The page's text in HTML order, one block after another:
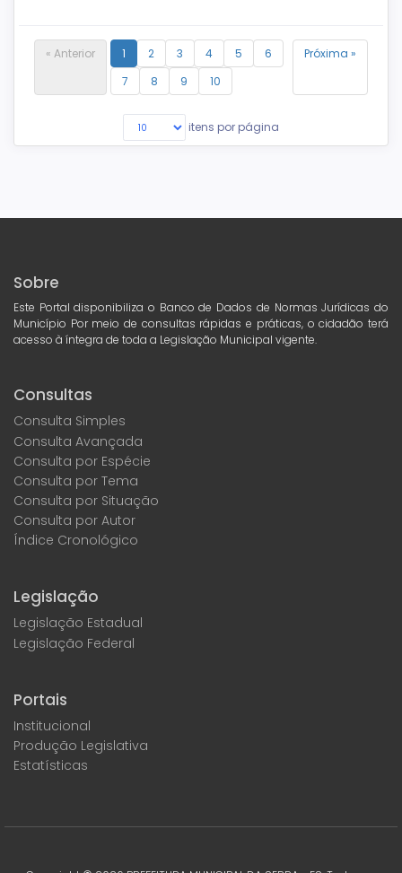
« Anterior 1 2 3 4 5
6
7
8 9 10
Próxima »
itens por página
Sobre
Este Portal disponibiliza o Banco de Dados de Normas Jurídicas do
Município Por meio de consultas rápidas e práticas, o cidadão terá
acesso à íntegra de toda a Legislação Municipal vigente.
Consultas
Consulta Simples
Consulta Avançada
Consulta por Espécie
Consulta por Tema
Consulta por Situação
Consulta por Autor
Índice Cronológico
Legislação
Legislação Estadual
Legislação Federal
Portais
Institucional
Produção Legislativa
Estatísticas